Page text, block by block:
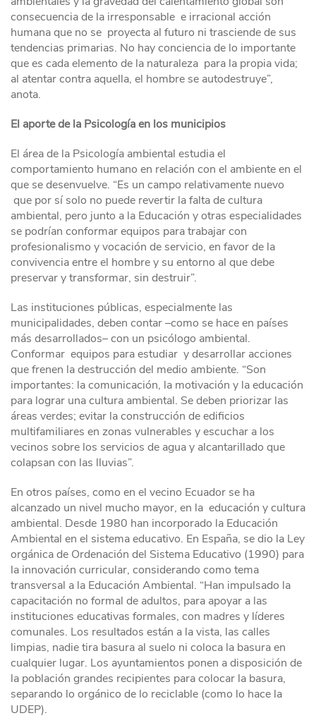
consecuencia de la irresponsable e irracional acción
humana que no se proyecta al futuro ni trasciende de sus
tendencias primarias. No hay conciencia de lo importante
que es cada elemento de la naturaleza para la propia vida;
al atentar contra aquella, el hombre se autodestruye”,
anota.
El aporte de la Psicología en los municipios
El área de la Psicología ambiental estudia el
comportamiento humano en relación con el ambiente en el
que se desenvuelve. “Es un campo relativamente nuevo
que por sí solo no puede revertir la falta de cultura
ambiental, pero junto a la Educación y otras especialidades
se podrían conformar equipos para trabajar con
profesionalismo y vocación de servicio, en favor de la
convivencia entre el hombre y su entorno al que debe
preservar y transformar, sin destruir”.
Las instituciones públicas, especialmente las
municipalidades, deben contar –como se hace en países
más desarrollados– con un psicólogo ambiental.
Conformar equipos para estudiar y desarrollar acciones
que frenen la destrucción del medio ambiente. “Son
importantes: la comunicación, la motivación y la educación
para lograr una cultura ambiental. Se deben priorizar las
áreas verdes; evitar la construcción de edificios
multifamiliares en zonas vulnerables y escuchar a los
vecinos sobre los servicios de agua y alcantarillado que
colapsan con las lluvias”.
En otros países, como en el vecino Ecuador se ha
alcanzado un nivel mucho mayor, en la educación y cultura
ambiental. Desde 1980 han incorporado la Educación
Ambiental en el sistema educativo. En España, se dio la Ley
orgánica de Ordenación del Sistema Educativo (1990) para
la innovación curricular, considerando como tema
transversal a la Educación Ambiental. “Han impulsado la
capacitación no formal de adultos, para apoyar a las
instituciones educativas formales, con madres y líderes
comunales. Los resultados están a la vista, las calles
limpias, nadie tira basura al suelo ni coloca la basura en
cualquier lugar. Los ayuntamientos ponen a disposición de
la población grandes recipientes para colocar la basura,
separando lo orgánico de lo reciclable (como lo hace la
UDEP).